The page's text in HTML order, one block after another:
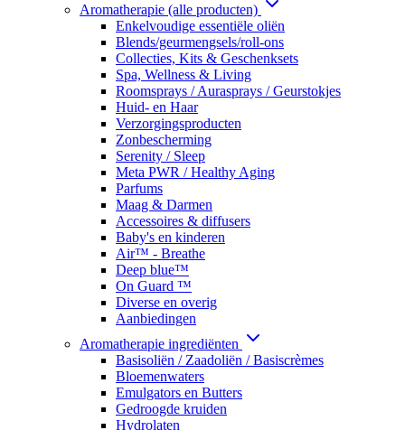
Aromatherapie (alle producten)
Enkelvoudige essentiële oliën
Blends/geurmengsels/roll-ons
Collecties, Kits & Geschenksets
Spa, Wellness & Living
Roomsprays / Aurasprays / Geurstokjes
Huid- en Haar
Verzorgingsproducten
Zonbescherming
Serenity / Sleep
Meta PWR / Healthy Aging
Parfums
Maag & Darmen
Accessoires & diffusers
Baby's en kinderen
Air™ - Breathe
Deep blue™
On Guard ™
Diverse en overig
Aanbiedingen
Aromatherapie ingrediënten
Basisoliën / Zaadoliën / Basiscrèmes
Bloemenwaters
Emulgators en Butters
Gedroogde kruiden
Hydrolaten